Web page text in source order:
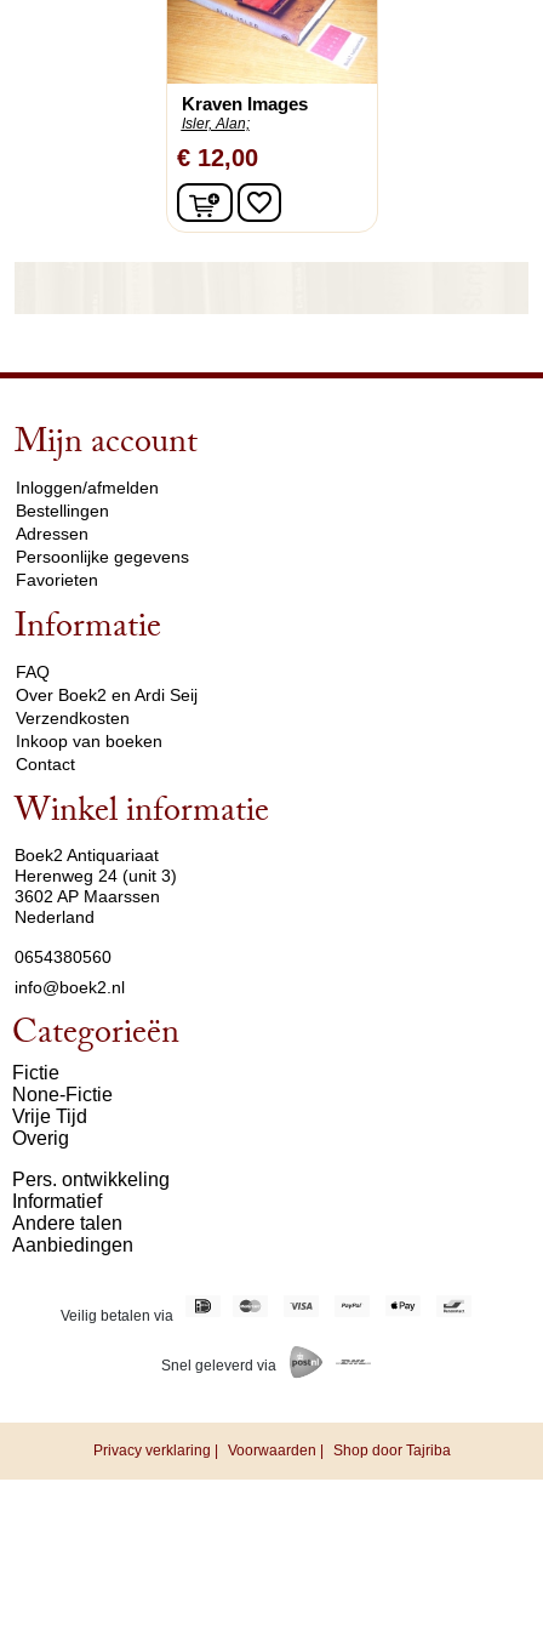
Kraven Images
Isler, Alan;
€ 12,00
In winkelwagen
favorite_border
Mijn account
Inloggen/afmelden
Bestellingen
Adressen
Persoonlijke gegevens
Favorieten
Informatie
FAQ
Over Boek2 en Ardi Seij
Verzendkosten
Inkoop van boeken
Contact
Winkel informatie
Boek2 Antiquariaat
Herenweg 24 (unit 3)
3602 AP Maarssen
Nederland
0654380560
info@boek2.nl
Categorieën
Fictie
None-Fictie
Vrije Tijd
Overig
Pers. ontwikkeling
Informatief
Andere talen
Aanbiedingen
Veilig betalen via
Snel geleverd via
Privacy verklaring | Voorwaarden | Shop door Tajriba